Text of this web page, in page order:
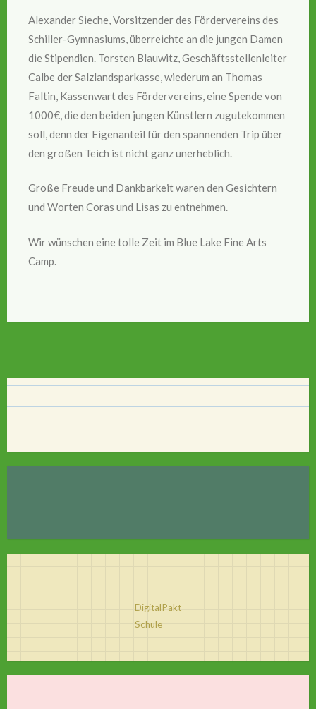
Alexander Sieche, Vorsitzender des Fördervereins des
Schiller-Gymnasiums, überreichte an die jungen Damen
die Stipendien. Torsten Blauwitz, Geschäftsstellenleiter
Calbe der Salzlandsparkasse, wiederum an Thomas
Faltin, Kassenwart des Fördervereins, eine Spende von
1000€, die den beiden jungen Künstlern zugutekommen
soll, denn der Eigenanteil für den spannenden Trip über
den großen Teich ist nicht ganz unerheblich.
Große Freude und Dankbarkeit waren den Gesichtern
und Worten Coras und Lisas zu entnehmen.
Wir wünschen eine tolle Zeit im Blue Lake Fine Arts
Camp.
DigitalPakt
Schule